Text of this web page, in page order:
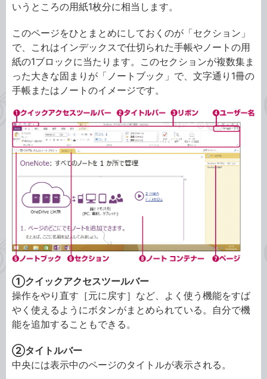
いうところの用紙1枚分に相当します。
このページをひとまとめにしておくのが「セクション」
で、これはインデックスで仕切られた手帳やノートの用
紙の1ブロックに当たります。このセクションが複数集ま
った大きな固まりが「ノートブック」で、文字通り1冊の
手帳またはノートのイメージです。
①クイックアクセスツールバー
操作をやり直す［元に戻す］など、よく使う機能をすば
やく使えるようにボタンがまとめられている。自分で機
能を追加することもできる。
②タイトルバー
中央には表示中のページのタイトルが表示される。